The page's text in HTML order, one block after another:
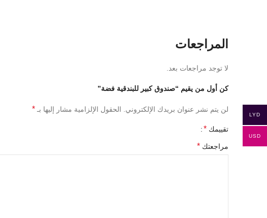
المراجعات
لا توجد مراجعات بعد.
كن أول من يقيم “صندوق كبير للبندقية فضة”
لن يتم نشر عنوان بريدك الإلكتروني. الحقول الإلزامية مشار إليها بـ *
تقييمك *
مراجعتك *
LYD
USD